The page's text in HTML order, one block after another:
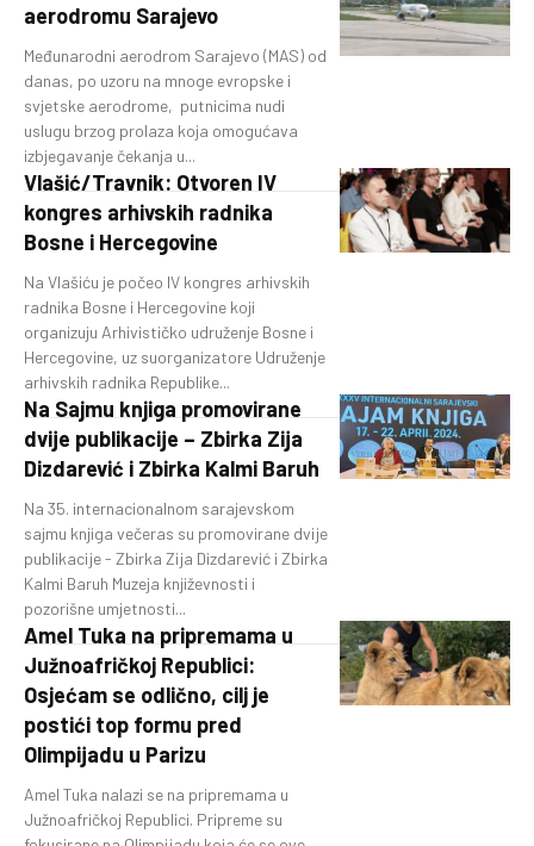
aerodromu Sarajevo
Međunarodni aerodrom Sarajevo (MAS) od
danas, po uzoru na mnoge evropske i
svjetske aerodrome, putnicima nudi
uslugu brzog prolaza koja omogućava
izbjegavanje čekanja u...
Vlašić/Travnik: Otvoren IV
kongres arhivskih radnika
Bosne i Hercegovine
Na Vlašiću je počeo IV kongres arhivskih
radnika Bosne i Hercegovine koji
organizuju Arhivističko udruženje Bosne i
Hercegovine, uz suorganizatore Udruženje
arhivskih radnika Republike...
Na Sajmu knjiga promovirane
dvije publikacije – Zbirka Zija
Dizdarević i Zbirka Kalmi Baruh
Na 35. internacionalnom sarajevskom
sajmu knjiga večeras su promovirane dvije
publikacije - Zbirka Zija Dizdarević i Zbirka
Kalmi Baruh Muzeja književnosti i
pozorišne umjetnosti...
Amel Tuka na pripremama u
Južnoafričkoj Republici:
Osjećam se odlično, cilj je
postići top formu pred
Olimpijadu u Parizu
Amel Tuka nalazi se na pripremama u
Južnoafričkoj Republici. Pripreme su